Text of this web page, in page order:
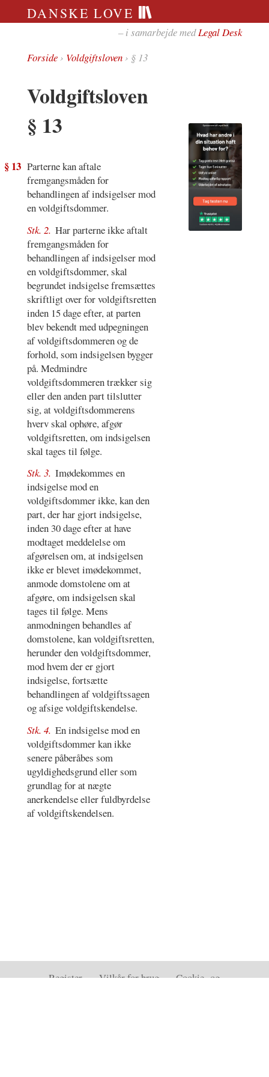
DANSKE LOVE
– i samarbejde medLegal Desk
Forside› Voldgiftsloven› § 13
Voldgiftsloven
§ 13
§ 13 Parterne kan aftale
fremgangsmåden for
behandlingen af indsigelser mod
en voldgiftsdommer.
Stk. 2. Har parterne ikke aftalt
fremgangsmåden for
behandlingen af indsigelser mod
en voldgiftsdommer, skal
begrundet indsigelse fremsættes
skriftligt over for voldgiftsretten
inden 15 dage efter, at parten
blev bekendt med udpegningen
af voldgiftsdommeren og de
forhold, som indsigelsen bygger
på. Medmindre
voldgiftsdommeren trækker sig
eller den anden part tilslutter
sig, at voldgiftsdommerens
hverv skal ophøre, afgør
voldgiftsretten, om indsigelsen
skal tages til følge.
Stk. 3. Imødekommes en
indsigelse mod en
voldgiftsdommer ikke, kan den
part, der har gjort indsigelse,
inden 30 dage efter at have
modtaget meddelelse om
afgørelsen om, at indsigelsen
ikke er blevet imødekommet,
anmode domstolene om at
afgøre, om indsigelsen skal
tages til følge. Mens
anmodningen behandles af
domstolene, kan voldgiftsretten,
herunder den voldgiftsdommer,
mod hvem der er gjort
indsigelse, fortsætte
behandlingen af voldgiftssagen
og afsige voldgiftskendelse.
Stk. 4. En indsigelse mod en
voldgiftsdommer kan ikke
senere påberåbes som
ugyldighedsgrund eller som
grundlag for at nægte
anerkendelse eller fuldbyrdelse
af voldgiftskendelsen.
Register–Vilkår for brug–Cookie- og